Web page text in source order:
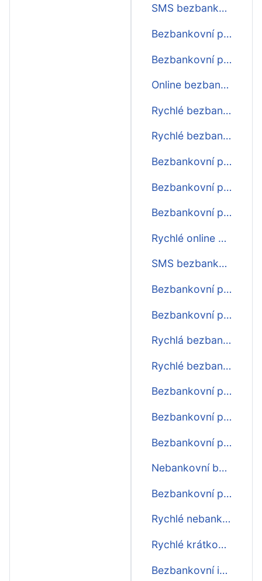
SMS bezbankovní půjčky
Bezbankovní půjčky ihned zdarma
Bezbankovní půjčky na cokoliv
Online bezbankovní půjčky ihned na účet
Rychlé bezbankovní půjčky před výplatou
Rychlé bezbankovní půjčky do výplaty
Bezbankovní půjčky ihned na bankovní účet
Bezbankovní půjčky rychle
Bezbankovní půjčky nonstop
Rychlé online bezbankovní půjčky
SMS bezbankovní půjčky ihned
Bezbankovní půjčky na účet ještě dnes
Bezbankovní půjčky na účet ihned
Rychlá bezbankovní půjčka na splátky
Rychlé bezbankovní půjčky na splátky
Bezbankovní půjčky na OP
Bezbankovní půjčky online ihned na účet
Bezbankovní půjčky o víkendu ihned na účet
Nebankovní bezbankovní půjčky ihned na účet
Bezbankovní půjčka do výplaty první zdarma
Rychlé nebankovní bezbankovní půjčky
Rychlé krátkodobé bezbankovní půjčky před výplatou
Bezbankovní internetové půjčky